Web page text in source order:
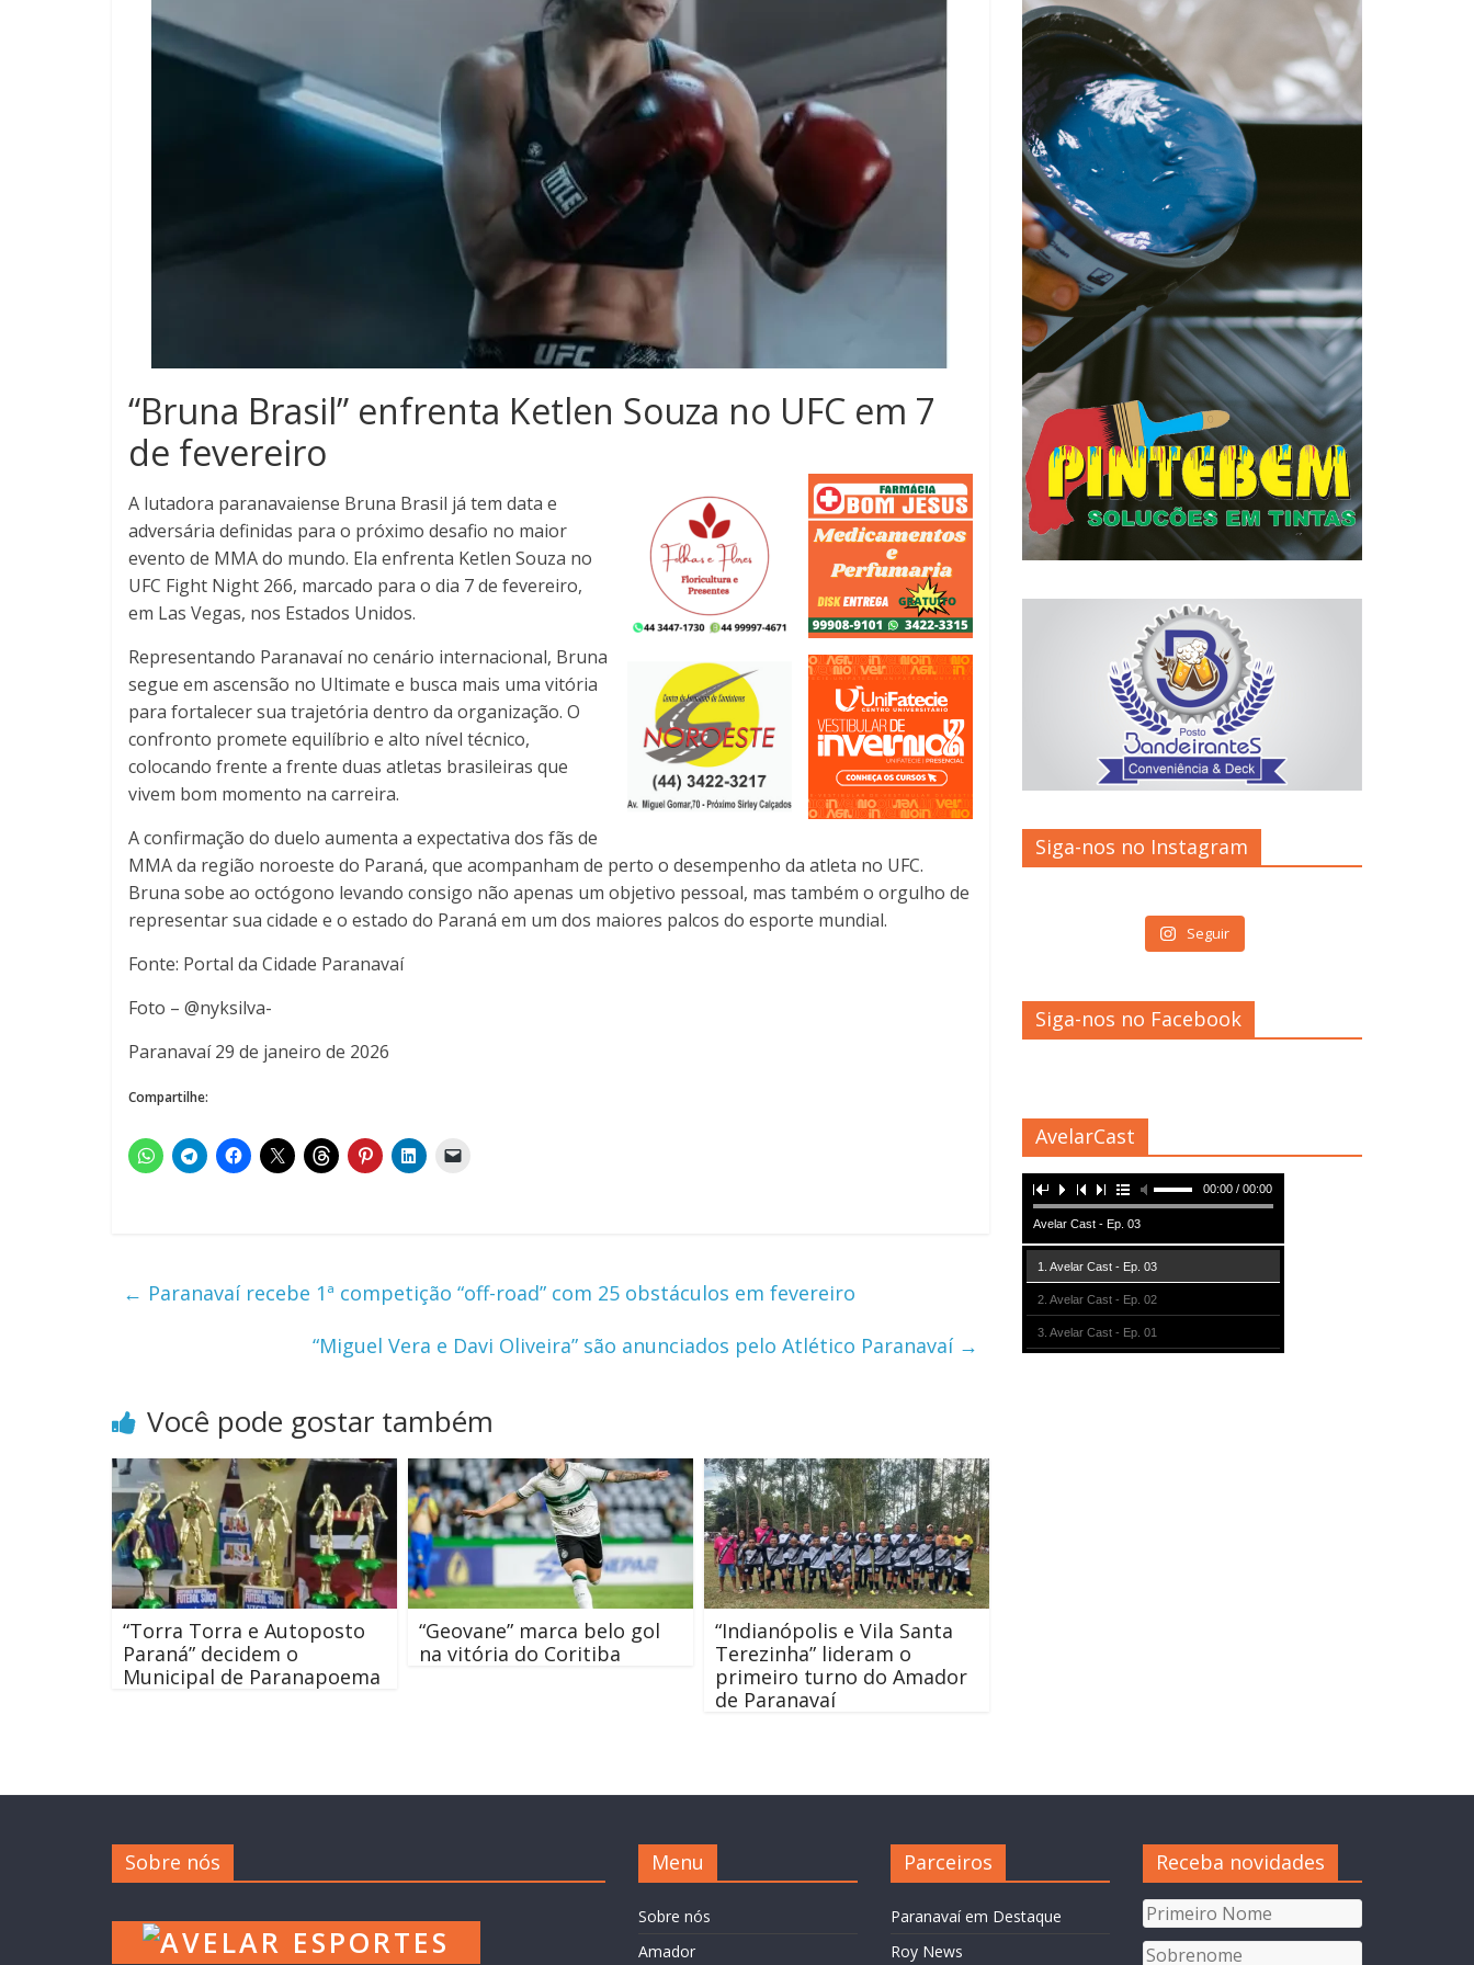
“Bruna Brasil” enfrenta Ketlen Souza no UFC em 7
de fevereiro
A lutadora paranavaiense Bruna Brasil já tem data e
adversária definidas para o próximo desafio no maior
evento de MMA do mundo. Ela enfrenta Ketlen Souza no
UFC Fight Night 266, marcado para o dia 7 de fevereiro,
em Las Vegas, nos Estados Unidos.
Representando Paranavaí no cenário internacional, Bruna
segue em ascensão no Ultimate e busca mais uma vitória
para fortalecer sua trajetória dentro da organização. O
confronto promete equilíbrio e alto nível técnico,
colocando frente a frente duas atletas brasileiras que
vivem bom momento na carreira.
A confirmação do duelo aumenta a expectativa dos fãs de
MMA da região noroeste do Paraná, que acompanham de perto o desempenho da atleta no UFC.
Bruna sobe ao octógono levando consigo não apenas um objetivo pessoal, mas também o orgulho de
representar sua cidade e o estado do Paraná em um dos maiores palcos do esporte mundial.
Fonte: Portal da Cidade Paranavaí
Foto – @nyksilva-
Paranavaí 29 de janeiro de 2026
Compartilhe:
← Paranavaí recebe 1ª competição “off-road” com 25 obstáculos em fevereiro
“Miguel Vera e Davi Oliveira” são anunciados pelo Atlético Paranavaí →
Você pode gostar também
“Torra Torra e Autoposto
Paraná” decidem o
Municipal de Paranapoema
“Geovane” marca belo gol
na vitória do Coritiba
“Indianópolis e Vila Santa
Terezinha” lideram o
primeiro turno do Amador
de Paranavaí
Siga-nos no Instagram
Seguir
Siga-nos no Facebook
AvelarCast
00:00 / 00:00
Avelar Cast - Ep. 03
1. Avelar Cast - Ep. 03
2. Avelar Cast - Ep. 02
3. Avelar Cast - Ep. 01
Sobre nós Menu
Sobre nós
Amador
Parceiros
Paranavaí em Destaque
Roy News
Receba novidades